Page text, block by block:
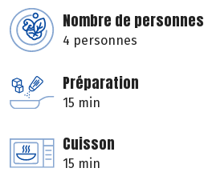
Nombre de personnes
4 personnes
Préparation
15 min
Cuisson
15 min